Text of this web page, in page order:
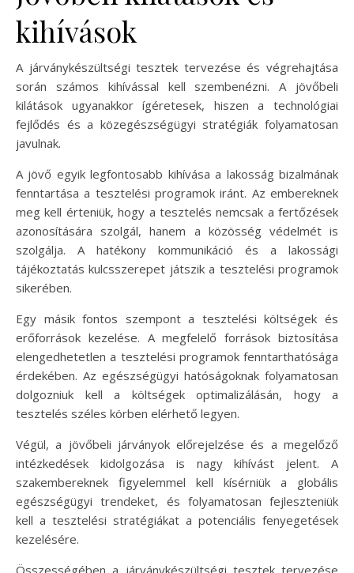
kihívások
A járványkészültségi tesztek tervezése és végrehajtása
során számos kihívással kell szembenézni. A jövőbeli
kilátások ugyanakkor ígéretesek, hiszen a technológiai
fejlődés és a közegészségügyi stratégiák folyamatosan
javulnak.
A jövő egyik legfontosabb kihívása a lakosság bizalmának
fenntartása a tesztelési programok iránt. Az embereknek
meg kell érteniük, hogy a tesztelés nemcsak a fertőzések
azonosítására szolgál, hanem a közösség védelmét is
szolgálja. A hatékony kommunikáció és a lakossági
tájékoztatás kulcsszerepet játszik a tesztelési programok
sikerében.
Egy másik fontos szempont a tesztelési költségek és
erőforrások kezelése. A megfelelő források biztosítása
elengedhetetlen a tesztelési programok fenntarthatósága
érdekében. Az egészségügyi hatóságoknak folyamatosan
dolgozniuk kell a költségek optimalizálásán, hogy a
tesztelés széles körben elérhető legyen.
Végül, a jövőbeli járványok előrejelzése és a megelőző
intézkedések kidolgozása is nagy kihívást jelent. A
szakembereknek figyelemmel kell kísérniük a globális
egészségügyi trendeket, és folyamatosan fejleszteniük
kell a tesztelési stratégiákat a potenciális fenyegetések
kezelésére.
Összességében a járványkészültségi tesztek tervezése